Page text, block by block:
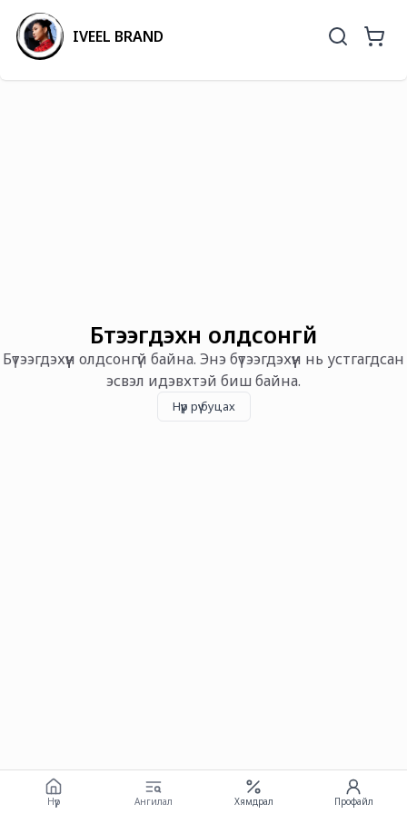
IVEEL BRAND
Бүтээгдэхүүн олдсонгүй
Бүтээгдэхүүн олдсонгүй байна. Энэ бүтээгдэхүүн нь устгагдсан
эсвэл идэвхтэй биш байна.
Нүүр рүү буцах
Нүүр Ангилал Хямдрал Профайл